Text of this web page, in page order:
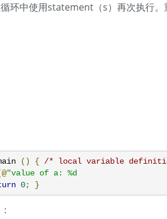
环中使用statement（s）再次执行。
() { /* local variable
"value of a: %d
0; }